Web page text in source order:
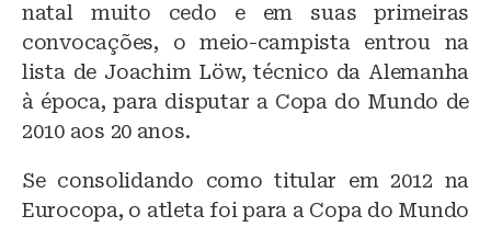
natal muito cedo e em suas primeiras
convocações, o meio-campista entrou na
lista de Joachim Löw, técnico da Alemanha
à época, para disputar a Copa do Mundo de
2010 aos 20 anos.
Se consolidando como titular em 2012 na
Eurocopa, o atleta foi para a Copa do Mundo